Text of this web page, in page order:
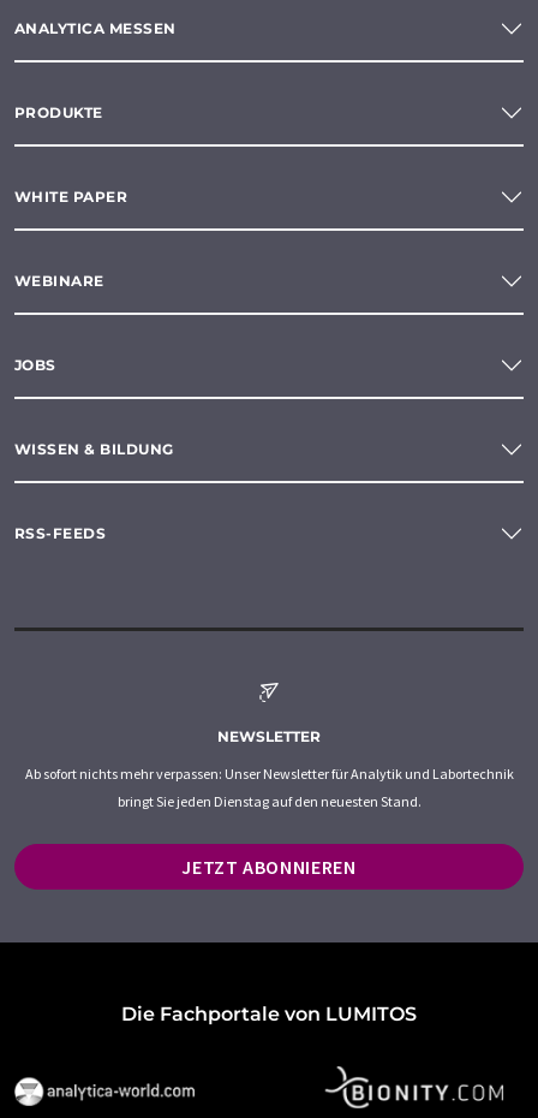
ANALYTICA MESSEN
PRODUKTE
WHITE PAPER
WEBINARE
JOBS
WISSEN & BILDUNG
RSS-FEEDS
NEWSLETTER
Ab sofort nichts mehr verpassen: Unser Newsletter für Analytik und Labortechnik
bringt Sie jeden Dienstag auf den neuesten Stand.
JETZT ABONNIEREN
Die Fachportale von LUMITOS